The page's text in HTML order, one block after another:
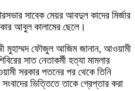
সাবেক মেয়র আবদুল কাদের মির্জার
আবুল কালামের ছেলে।
মুহাম্মদ ফৌজুল আজিম জানান, আওয়ামী
সাত নেতাকর্মী হত্যা মামলার
সরকার পতনের পর থেকে তিনি
ভিত্তিতে তাকে গ্রেপ্তার করা